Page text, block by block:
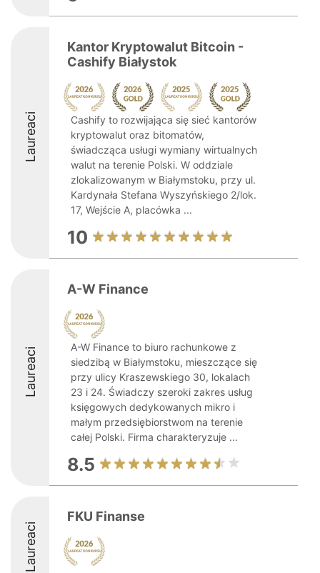
Laureaci
Kantor Kryptowalut Bitcoin -
Cashify Białystok
Cashify to rozwijająca się sieć kantorów
kryptowalut oraz bitomatów,
świadcząca usługi wymiany wirtualnych
walut na terenie Polski. W oddziale
zlokalizowanym w Białymstoku, przy ul.
Kardynała Stefana Wyszyńskiego 2/lok.
17, Wejście A, placówka ...
10
Laureaci
A-W Finance
A-W Finance to biuro rachunkowe z
siedzibą w Białymstoku, mieszczące się
przy ulicy Kraszewskiego 30, lokalach
23 i 24. Świadczy szeroki zakres usług
księgowych dedykowanych mikro i
małym przedsiębiorstwom na terenie
całej Polski. Firma charakteryzuje ...
8.5
Laureaci
FKU Finanse